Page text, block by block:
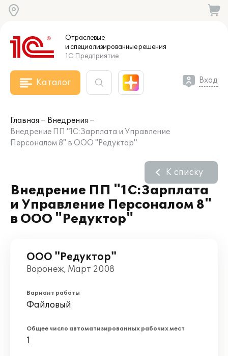
Отраслевые
и специализированныерешения
1С:Предприятие
Каталог Вход
Главная
Внедрения
Внедрение ПП "1С:Зарплата и Управление
Персоналом 8" в ООО "Редуктор"
Внедрение ПП "1С:Зарплата
и Управление Персоналом 8"
в ООО "Редуктор"
К списку
ООО "Редуктор"
Воронеж, Март 2008
Вариант работы
Файловый
Общее число автоматизированных рабочих мест
1